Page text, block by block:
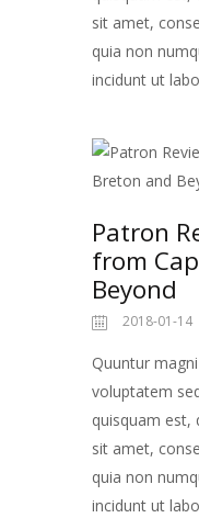
sit amet,
quia non
incidunt ut
Patron
from
Beyond
2018-01-14
Quuntur
voluptatem
quisquam est,
sit amet,
quia non
incidunt ut